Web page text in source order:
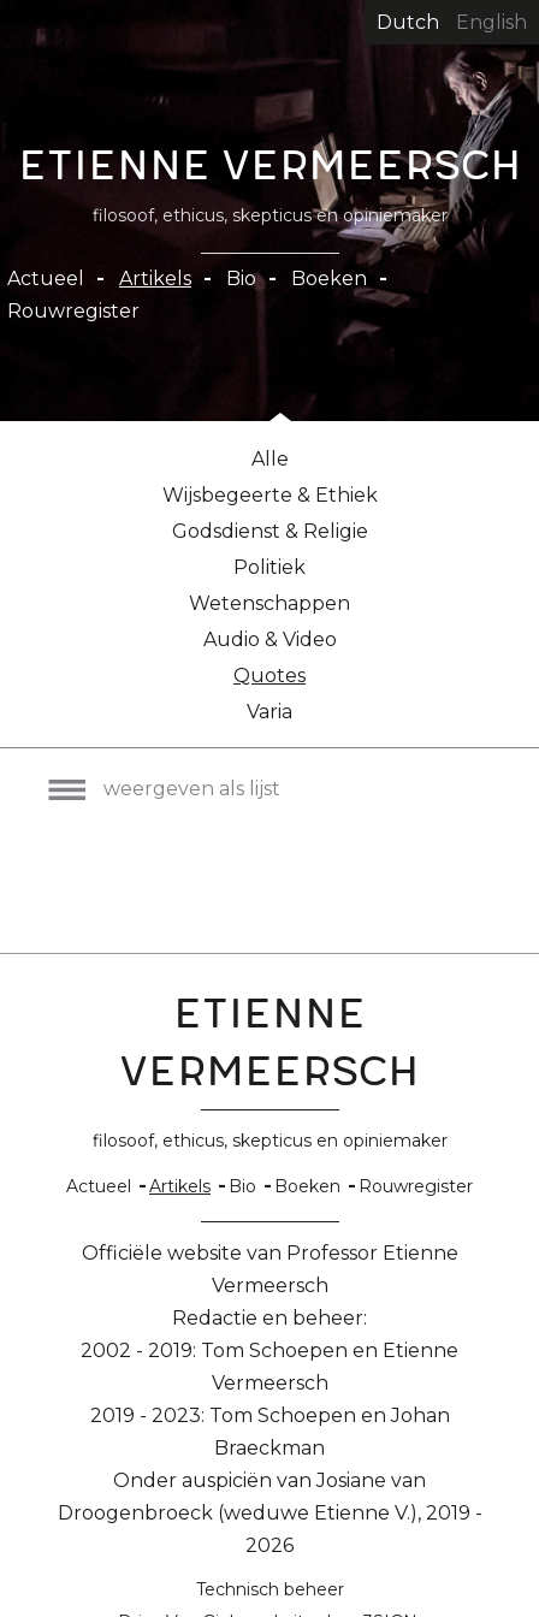
inhoud
gaan
Dutch English
Etienne Vermeersch
filosoof, ethicus, skepticus en opiniemaker
Hoofdnavigatie
Actueel Artikels Bio
Boeken
Rouwregister
Alle
Wijsbegeerte & Ethiek
Godsdienst & Religie
Politiek
Wetenschappen
Audio & Video
Quotes
Varia
weergeven als lijst
Etienne
Vermeersch
filosoof, ethicus, skepticus en opiniemaker
Hoofdnavigatie
Actueel Artikels Bio Boeken Rouwregister
Officiële website van Professor Etienne
Vermeersch
Redactie en beheer:
2002 - 2019: Tom Schoepen en Etienne
Vermeersch
2019 - 2023: Tom Schoepen en Johan
Braeckman
Onder auspiciën van Josiane van
Droogenbroeck (weduwe Etienne V.), 2019 -
2026
Technisch beheer